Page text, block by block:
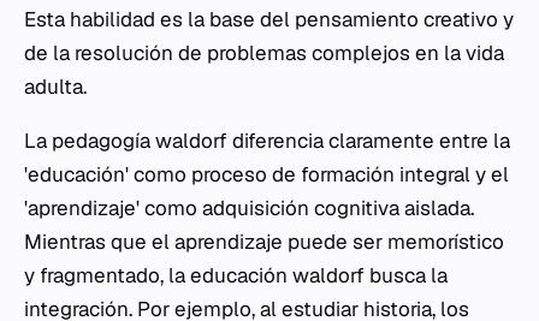
Esta habilidad es la base del pensamiento creativo y
de la resolución de problemas complejos en la vida
adulta.
La pedagogía waldorf diferencia claramente entre la
'educación' como proceso de formación integral y el
'aprendizaje' como adquisición cognitiva aislada.
Mientras que el aprendizaje puede ser memorístico
y fragmentado, la educación waldorf busca la
integración. Por ejemplo, al estudiar historia, los